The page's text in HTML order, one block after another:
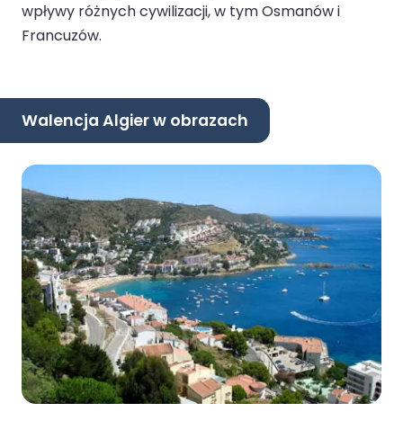
wpływy różnych cywilizacji, w tym Osmanów i
Francuzów.
Walencja Algier w obrazach